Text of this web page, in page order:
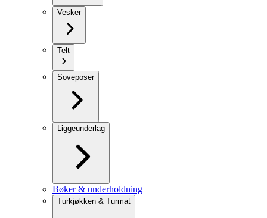
Vesker
Telt
Soveposer
Liggeunderlag
Bøker & underholdning
Turkjøkken & Turmat